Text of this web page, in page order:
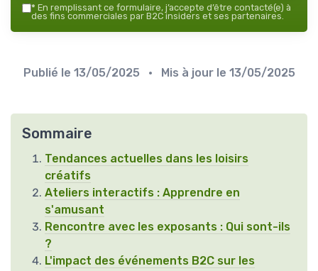
* En remplissant ce formulaire, j’accepte d’être contacté(e) à
des fins commerciales par B2C insiders et ses partenaires.
Publié le 13/05/2025 • Mis à jour le 13/05/2025
Sommaire
Tendances actuelles dans les loisirs
créatifs
Ateliers interactifs : Apprendre en
s'amusant
Rencontre avec les exposants : Qui sont-ils
?
L'impact des événements B2C sur les